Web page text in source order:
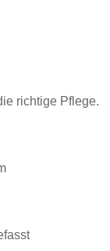
richtige Pflege.